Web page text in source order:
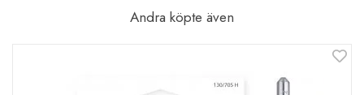
Andra köpte även